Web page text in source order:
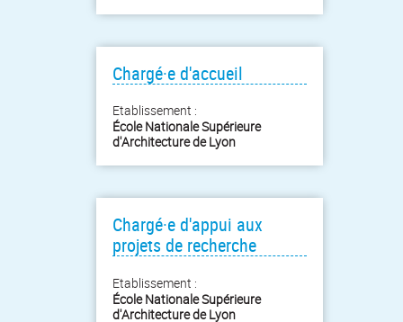
Chargé·e d'accueil
Etablissement :
École Nationale Supérieure
d'Architecture de Lyon
Chargé·e d'appui aux
projets de recherche
Etablissement :
École Nationale Supérieure
d'Architecture de Lyon